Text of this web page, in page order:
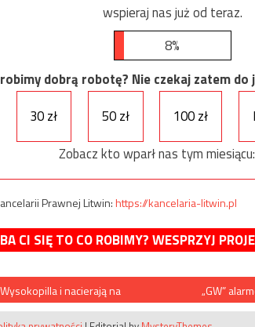
wspieraj nas już od teraz.
8%
dobrą robotę? Nie czekaj zatem
30 zł
50 zł 100 zł
Zobacz kto wparł nas tym miesiącu:
Prawnej Litwin:https://kancelaria-litwin.pl
CI SIĘ TO CO ROBIMY? WESPRZYJ
i nacierają na „GW”